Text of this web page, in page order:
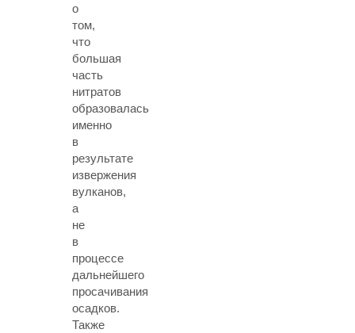
о
том,
что
большая
часть
нитратов
образовалась
именно
в
результате
извержения
вулканов,
а
не
в
процессе
дальнейшего
просачивания
осадков.
Также